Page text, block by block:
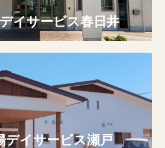
イサービス春日井
デイサービス瀬戸